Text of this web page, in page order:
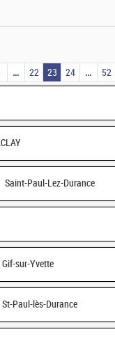
22 23 24 52
Saint-Paul-Lez-Durance
Gif-sur-Yvette
St-Paul-lès-Durance